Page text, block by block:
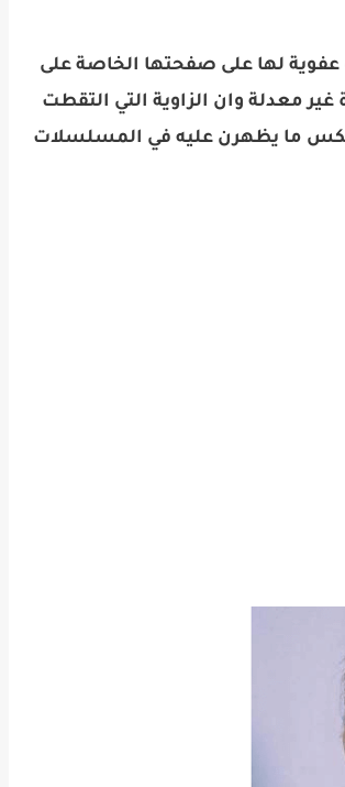
عفوية لها على صفحتها الخاصة على
غير معدلة وان الزاوية التي التقطت
ما يظهرن عليه في المسلسلات